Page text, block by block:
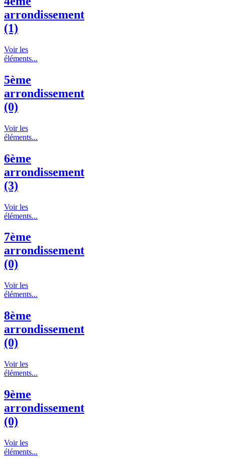
arrondissement
(1)
Voir les
éléments...
5ème
arrondissement
(0)
Voir les
éléments...
6ème
arrondissement
(3)
Voir les
éléments...
7ème
arrondissement
(0)
Voir les
éléments...
8ème
arrondissement
(0)
Voir les
éléments...
9ème
arrondissement
(0)
Voir les
éléments...